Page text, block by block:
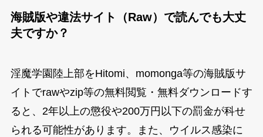
海賊版や違法サイト（Raw）で読んでも大丈
夫ですか？
淫魔学園陸上部をHitomi、momonga等の海賊版サ
イトでrawやzip等の無料閲覧・無料ダウンロードす
ると、2年以上の懲役や200万円以下の罰金が科せ
られる可能性があります。また、ウイルス感染に